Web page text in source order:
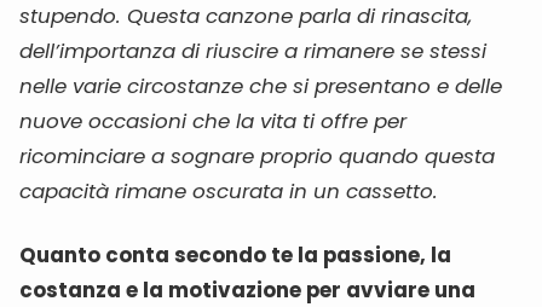
stupendo. Questa canzone parla di rinascita,
dell’importanza di riuscire a rimanere se stessi
nelle varie circostanze che si presentano e delle
nuove occasioni che la vita ti offre per
ricominciare a sognare proprio quando questa
capacità rimane oscurata in un cassetto.
Quanto conta secondo te la passione, la
costanza e la motivazione per avviare una